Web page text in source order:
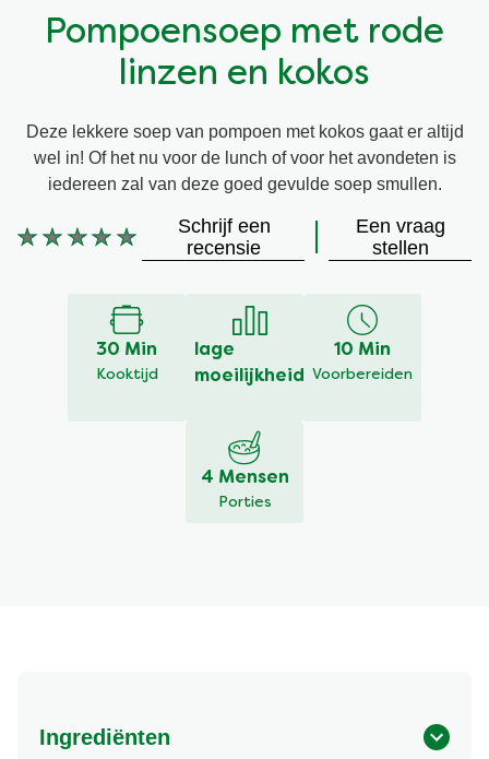
Vegetarisch
Groentewraps
Gelegenheden
Kruiding
Kant en Klaar
Snackpots
Pompoensoep met rode
linzen en kokos
Deze lekkere soep van pompoen met kokos gaat er altijd
wel in! Of het nu voor de lunch of voor het avondeten is
iedereen zal van deze goed gevulde soep smullen.
Geen
Schrijf een
recensie
Een vraag
stellen
30 Min
Kooktijd
lage
moeilijkheid
10 Min
Voorbereiden
4 Mensen
Porties
Ingrediënten